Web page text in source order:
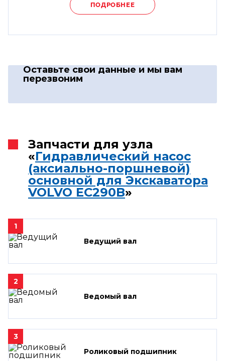
ПОДРОБНЕЕ
Оставьте свои данные и мы вам
перезвоним
Запчасти для узла
«Гидравлический насос
(аксиально-поршневой)
основной для Экскаватора
VOLVO EC290B»
1
Ведущий вал
2
Ведомый вал
3
Роликовый подшипник